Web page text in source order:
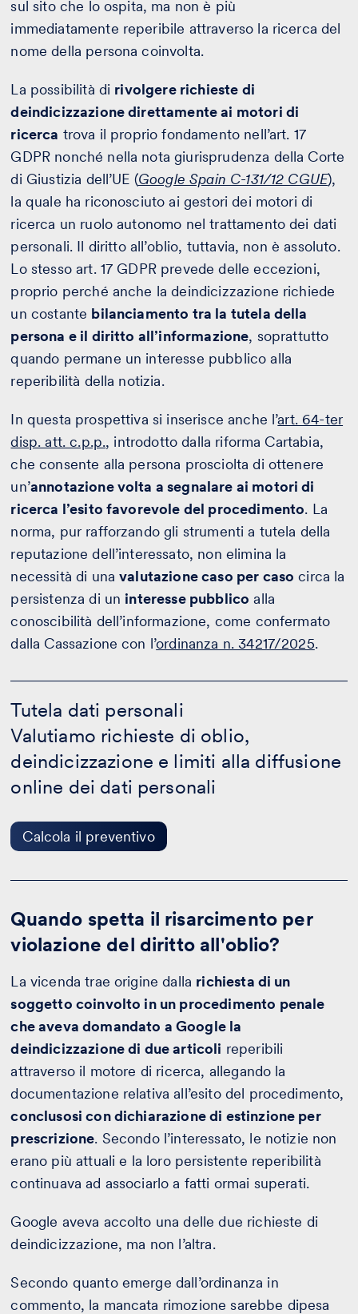
sul sito che lo ospita, ma non è più
immediatamente reperibile attraverso la ricerca del
nome della persona coinvolta.
La possibilità di rivolgere richieste di
deindicizzazione direttamente ai motori di
ricerca trova il proprio fondamento nell’art. 17
GDPR nonché nella nota giurisprudenza della Corte
di Giustizia dell’UE (Google Spain C-131/12 CGUE),
la quale ha riconosciuto ai gestori dei motori di
ricerca un ruolo autonomo nel trattamento dei dati
personali. Il diritto all’oblio, tuttavia, non è assoluto.
Lo stesso art. 17 GDPR prevede delle eccezioni,
proprio perché anche la deindicizzazione richiede
un costante bilanciamento tra la tutela della
persona e il diritto all’informazione, soprattutto
quando permane un interesse pubblico alla
reperibilità della notizia.
In questa prospettiva si inserisce anche l’art. 64-ter
disp. att. c.p.p., introdotto dalla riforma Cartabia,
che consente alla persona prosciolta di ottenere
un’annotazione volta a segnalare ai motori di
ricerca l’esito favorevole del procedimento. La
norma, pur rafforzando gli strumenti a tutela della
reputazione dell’interessato, non elimina la
necessità di unavalutazione caso per caso circa la
persistenza di un interesse pubblico alla
conoscibilità dell’informazione, come confermato
dalla Cassazione con l’ordinanza n. 34217/2025.
Tutela dati personali
Valutiamo richieste di oblio,
deindicizzazione e limiti alla diffusione
online dei dati personali
Calcola il preventivo
dati
personali
-
il
preventivo
Quando spetta il risarcimento per
violazione del diritto all'oblio?
La vicenda trae origine dalla richiesta di un
soggetto coinvolto in un procedimento penale
che aveva domandato a Google la
deindicizzazione di due articoli reperibili
attraverso il motore di ricerca, allegando la
documentazione relativa all’esito del procedimento,
conclusosi con dichiarazione di estinzione per
prescrizione. Secondo l’interessato, le notizie non
erano più attuali e la loro persistente reperibilità
continuava ad associarlo a fatti ormai superati.
Google aveva accolto una delle due richieste di
deindicizzazione, ma non l’altra.
Secondo quanto emerge dall’ordinanza in
commento, la mancata rimozione sarebbe dipesa